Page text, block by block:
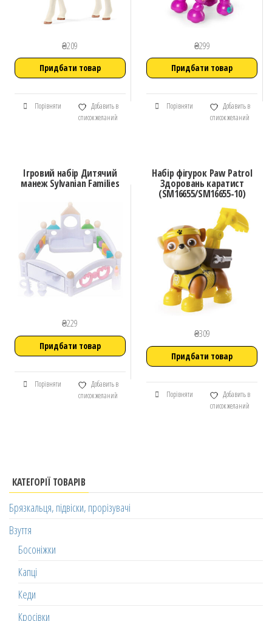
₴209
Придбати товар
Порівняти
Добавить в
список желаний
₴299
Придбати товар
Порівняти
Добавить в
список желаний
Ігровий набір Дитячий
манеж Sylvanian Families
₴229
Придбати товар
Порівняти
Добавить в
список желаний
Набір фігурок Paw Patrol
Здоровань каратист
(SM16655/SM16655-10)
₴309
Придбати товар
Порівняти
Добавить в
список желаний
КАТЕГОРІЇ ТОВАРІВ
Брязкальця, підвіски, прорізувачі
Взуття
Босоніжки
Капці
Кеди
Кросівки